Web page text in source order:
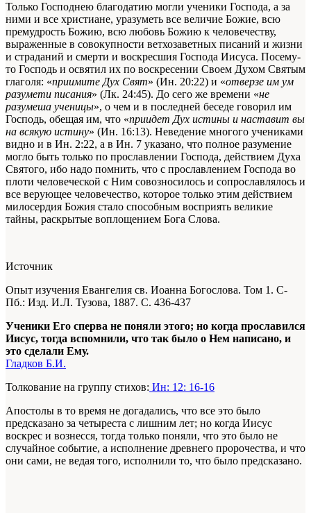
Только Господнею благодатию могли ученики Господа, а за
ними и все христиане, уразуметь все величие Божие, всю
премудрость Божию, всю любовь Божию к человечеству,
выраженные в совокупности ветхозаветных писаний и жизни
и страданий и смерти и воскресшия Господа Иисуса. Посему-
то Господь и освятил их по воскресении Своем Духом Святым
глаголя: «приимите Дух Свят» (Ин. 20:22) и «отверзе им ум
разумети писания» (Лк. 24:45). До сего же времени «не
разумеша ученицы», о чем и в последней беседе говорил им
Господь, обещая им, что «приидет Дух истины и наставит вы
на всякую истину» (Ин. 16:13). Неведение многого учениками
видно и в Ин. 2:22, а в Ин. 7 указано, что полное разумение
могло быть только по прославлении Господа, действием Духа
Святого, ибо надо помнить, что с прославлением Господа во
плоти человеческой с Ним совозносилось и сопрославлялось и
все верующее человечество, которое только этим действием
милосердия Божия стало способным восприять великие
тайны, раскрытые воплощением Бога Слова.
Источник
Опыт изучения Евангелия св. Иоанна Богослова. Том 1. С-
Пб.: Изд. И.Л. Тузова, 1887. С. 436-437
Ученики Его сперва не поняли этого; но когда прославился
Иисус, тогда вспомнили, что так было о Нем написано, и
это сделали Ему.
Гладков Б.И.
Толкование на группу стихов: Ин: 12: 16-16
Апостолы в то время не догадались, что все это было
предсказано за четыреста с лишним лет; но когда Иисус
воскрес и вознесся, тогда только поняли, что это было не
случайное событие, а исполнение древнего пророчества, и что
они сами, не ведая того, исполнили то, что было предсказано.